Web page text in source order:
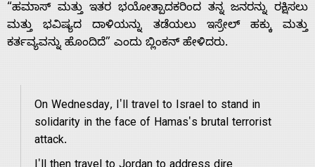
About
Us
Advertise
With
“ಹಮಾಸ್ ಮತ್ತು ಇತರ ಭಯೋತ್ಪಾದಕರಿಂದ ತನ್ನ ಜನರನ್ನು ರಕ್ಷಿಸಲು
ಮತ್ತು ಭವಿಷ್ಯದ ದಾಳಿಯನ್ನು ತಡೆಯಲು ಇಸ್ರೇಲ್ ಹಕ್ಕು ಮತ್ತು
ಕರ್ತವ್ಯವನ್ನು ಹೊಂದಿದೆ” ಎಂದು ಬ್ಲಿಂಕನ್ ಹೇಳಿದರು.
On Wednesday, I'll travel to Israel to stand in
solidarity in the face of Hamas's brutal terrorist
attack.